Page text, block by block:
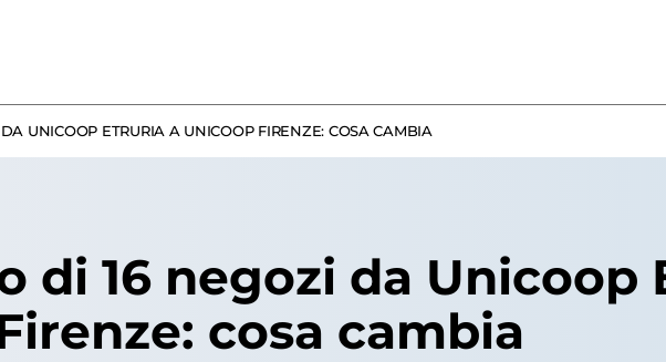
UNICOOP ETRURIA A UNICOOP FIRENZE: COSA CAMBIA
di 16 negozi da Unicoop
cosa cambia